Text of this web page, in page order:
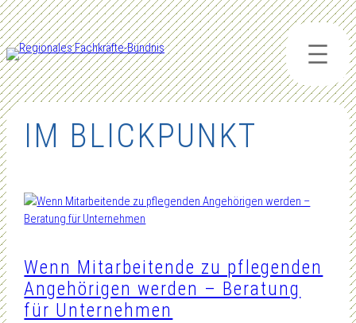
Zum
Inhalt
springen
IM BLICKPUNKT
Wenn Mitarbeitende zu pflegenden
Angehörigen werden – Beratung
für Unternehmen